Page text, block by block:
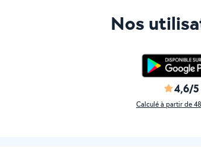
Nos
4,6/5
Calculé à partir de